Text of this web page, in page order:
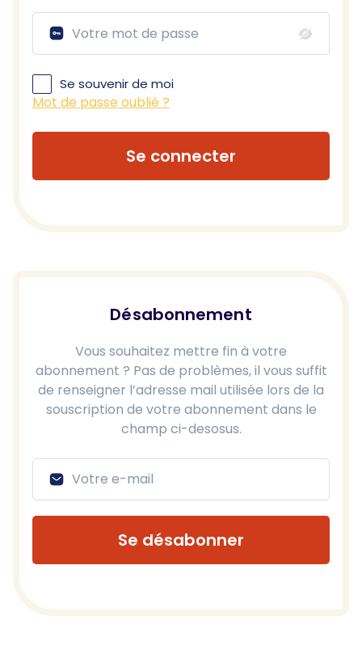
Se souvenir de moi
Mot de passe oublié ?
Se connecter
Désabonnement
Vous souhaitez mettre fin à votre
abonnement ? Pas de problèmes, il vous suffit
de renseigner l’adresse mail utilisée lors de la
souscription de votre abonnement dans le
champ ci-desosus.
Se désabonner